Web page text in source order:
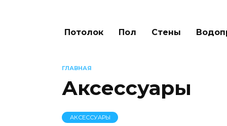
Потолок Пол Стены
ГЛАВНАЯ
Аксессуары
АКСЕССУАРЫ